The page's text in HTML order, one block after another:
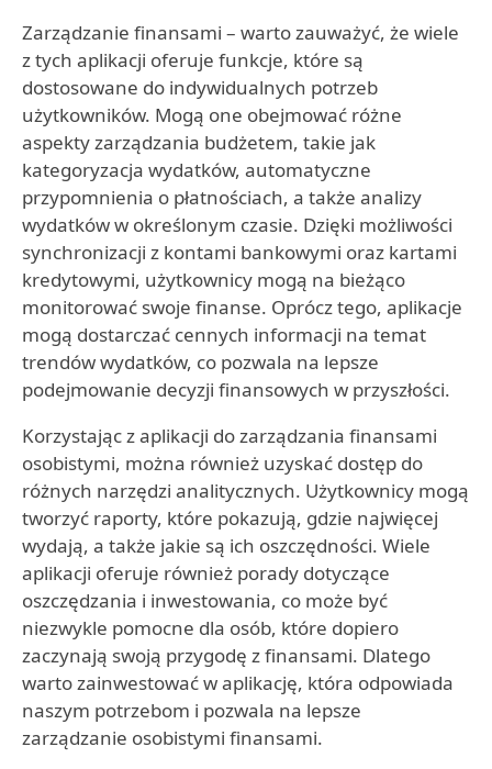
Zarządzanie finansami – warto zauważyć, że wiele
z tych aplikacji oferuje funkcje, które są
dostosowane do indywidualnych potrzeb
użytkowników. Mogą one obejmować różne
aspekty zarządzania budżetem, takie jak
kategoryzacja wydatków, automatyczne
przypomnienia o płatnościach, a także analizy
wydatków w określonym czasie. Dzięki możliwości
synchronizacji z kontami bankowymi oraz kartami
kredytowymi, użytkownicy mogą na bieżąco
monitorować swoje finanse. Oprócz tego, aplikacje
mogą dostarczać cennych informacji na temat
trendów wydatków, co pozwala na lepsze
podejmowanie decyzji finansowych w przyszłości.
Korzystając z aplikacji do zarządzania finansami
osobistymi, można również uzyskać dostęp do
różnych narzędzi analitycznych. Użytkownicy mogą
tworzyć raporty, które pokazują, gdzie najwięcej
wydają, a także jakie są ich oszczędności. Wiele
aplikacji oferuje również porady dotyczące
oszczędzania i inwestowania, co może być
niezwykle pomocne dla osób, które dopiero
zaczynają swoją przygodę z finansami. Dlatego
warto zainwestować w aplikację, która odpowiada
naszym potrzebom i pozwala na lepsze
zarządzanie osobistymi finansami.